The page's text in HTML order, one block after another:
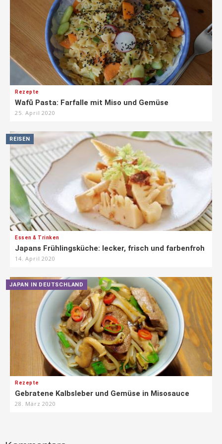
Rezepte
Wafū Pasta: Farfalle mit Miso und Gemüse
25. April 2020
REISEN
Essen & Trinken
Japans Frühlingsküche: lecker, frisch und farbenfroh
14. April 2020
JAPAN IN DEUTSCHLAND
Rezepte
Gebratene Kalbsleber und Gemüse in Misosauce
28. März 2020